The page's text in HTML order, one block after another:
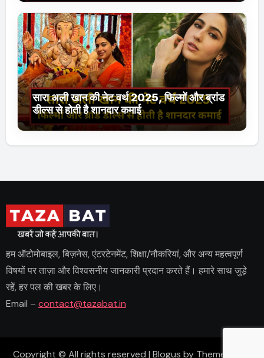
सारा अली खान की नेट वर्थ 2025, फिल्मों और ब्रांड
डील्स से होती है शानदार कमाई
हम ऑटोमोबाइल, बिज़नेस, एंटरटेनमेंट, शिक्षा/नौकरियां, और अन्य महत्वपूर्ण
विषयों पर ताज़ा और विश्वसनीय जानकारी प्रदान करते हैं। हमारे साथ जुड़े
रहें, हर पल की खबर के लिए।
Email – contact@tazabat.in
Copyright © All rights reserved | Blogus by Themeansar